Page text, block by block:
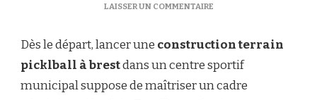
LAISSER UN COMMENTAIRESUR
SONT
NÉCESSAIRES
POUR
LANCER
Dès le départ, lancer une construction terrain
picklball à brestdans un centre sportif
municipal suppose de maîtriser un cadre